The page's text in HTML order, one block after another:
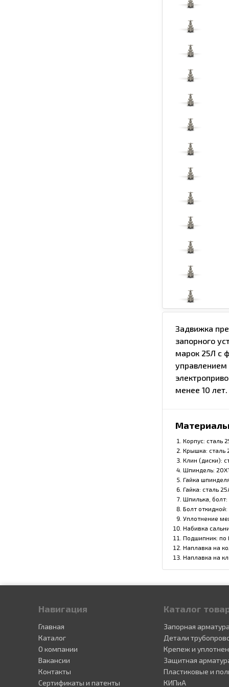
Задвижка
запорного
марок 25Л с
менее 10
Корпус: сталь
Крышка: сталь
Клин (диски):
Шпиндель:
Гайка
Гайка: сталь
Шпилька, болт:
Болт откидной:
Уплотнение
Набивка
Подшипник: по
Наплавка на
Наплавка на
Навигация
Главная
Каталог
О компании
Вакансии
Контакты
Сертификаты и патенты
Каталог
Запорная
Детали
Крепеж и
Защитная
Пластиковые и
КИПиА